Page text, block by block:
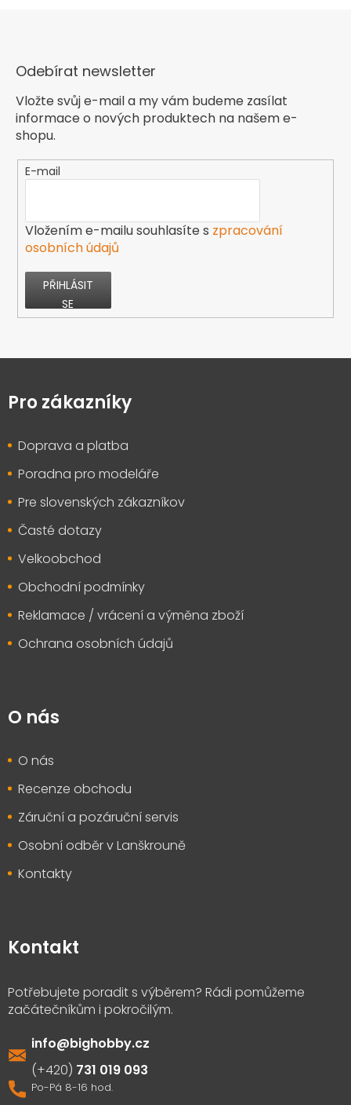
Odebírat newsletter
Vložte svůj e-mail a my vám budeme zasílat
informace o nových produktech na našem e-
shopu.
E-mail
Vložením e-mailu souhlasíte s zpracování
osobních údajů
PŘIHLÁSIT
SE
Z
pPro zákazníky
Doprava a platba
Poradna pro modeláře
Pre slovenských zákazníkov
Časté dotazy
Velkoobchod
Obchodní podmínky
Reklamace / vrácení a výměna zboží
Ochrana osobních údajů
O nás
O nás
Recenze obchodu
Záruční a pozáruční servis
Osobní odběr v Lanškrouně
Kontakty
Kontakt
info@bighobby.cz
731 019 093